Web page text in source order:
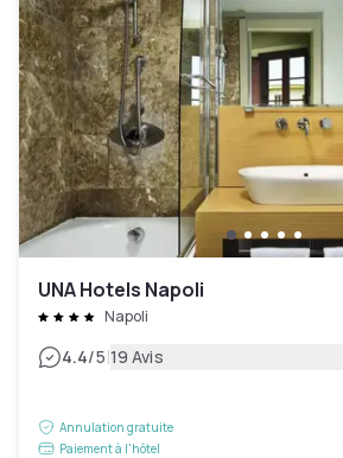
UNA Hotels Napoli
Napoli
4.4/5|19 Avis
Annulation gratuite
Paiement à l'hôtel